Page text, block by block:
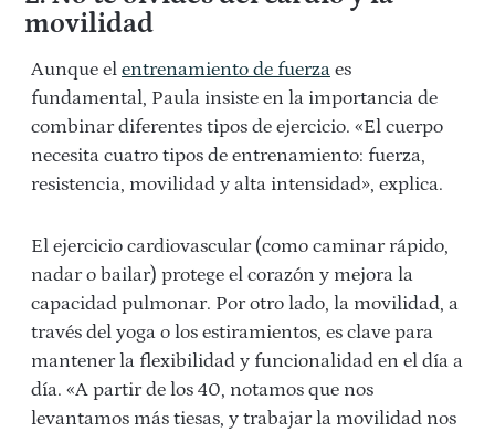
movilidad
Aunque el entrenamiento de fuerza es
fundamental, Paula insiste en la importancia de
combinar diferentes tipos de ejercicio. «El cuerpo
necesita cuatro tipos de entrenamiento: fuerza,
resistencia, movilidad y alta intensidad», explica.
El ejercicio cardiovascular (como caminar rápido,
nadar o bailar) protege el corazón y mejora la
capacidad pulmonar. Por otro lado, la movilidad, a
través del yoga o los estiramientos, es clave para
mantener la flexibilidad y funcionalidad en el día a
día. «A partir de los 40, notamos que nos
levantamos más tiesas, y trabajar la movilidad nos